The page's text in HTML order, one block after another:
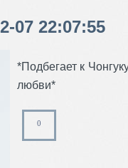
07 22:07:55
*Подбегает к
любви*
0